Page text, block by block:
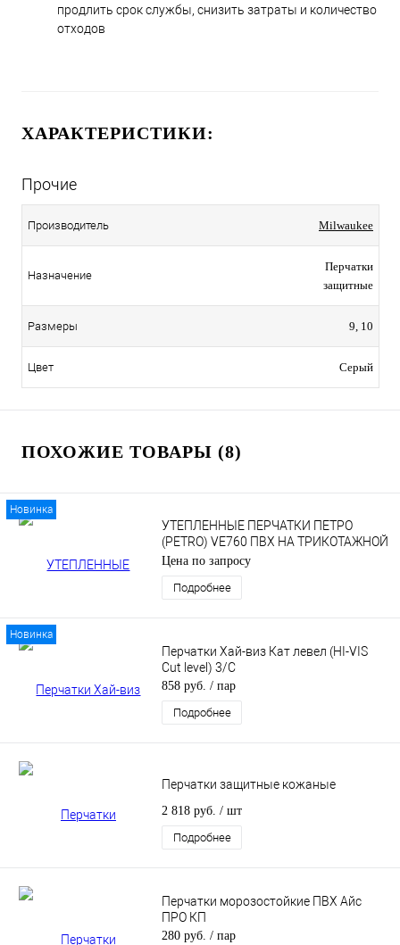
продлить срок службы, снизить затраты и количество
отходов
ХАРАКТЕРИСТИКИ:
Прочие
Производитель Milwaukee
Назначение
Перчатки
защитные
Размеры 9, 10
Цвет Серый
ПОХОЖИЕ ТОВАРЫ (8)
Новинка
УТЕПЛЕННЫЕ ПЕРЧАТКИ ПЕТРО
(PETRO) VE760 ПВХ НА ТРИКОТАЖНОЙ
ОСНОВЕ
Цена по запросу
Подробнее
Новинка
Перчатки Хай-виз Кат левел (HI-VIS
Cut level) 3/С
858 руб. / пар
Подробнее
Перчатки защитные кожаные
2 818 руб. / шт
Подробнее
Перчатки морозостойкие ПВХ Айс
ПРО КП
280 руб. / пар